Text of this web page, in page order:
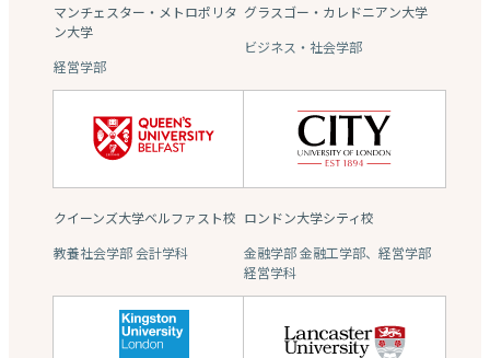
マンチェスター・メトロポリタ
ン大学
経営学部
グラスゴー・カレドニアン大学
ビジネス・社会学部
クイーンズ大学ベルファスト校
教養社会学部 会計学科
ロンドン大学シティ校
金融学部 金融工学部、経営学部
経営学科